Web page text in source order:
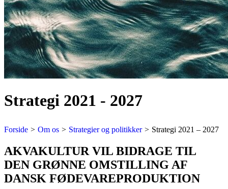
Strategi 2021 - 2027
Forside > Om os > Strategier og politikker > Strategi 2021 – 2027
AKVAKULTUR VIL BIDRAGE TIL
DEN GRØNNE OMSTILLING AF
DANSK FØDEVAREPRODUKTION